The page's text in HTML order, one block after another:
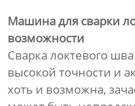
О Hас
Контакты
Машина для сварки
возможности
Сварка локтевого
высокой точности и
хоть и возможна,